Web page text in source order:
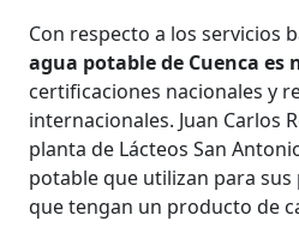
Con respecto a los servicios
agua potable de Cuenca es
certificaciones nacionales y
internacionales. Juan Carlos
planta de Lácteos San
potable que utilizan para
que tengan un producto de